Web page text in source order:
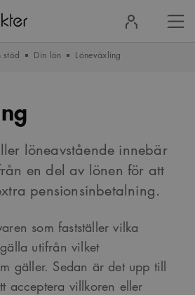
in
stöd Din lön Löneväxling
löneavstående innebär
en del av lönen för att
pensionsinbetalning.
som fastställer vilka
utifrån vilket
gäller. Sedan är det upp till
acceptera villkoren eller